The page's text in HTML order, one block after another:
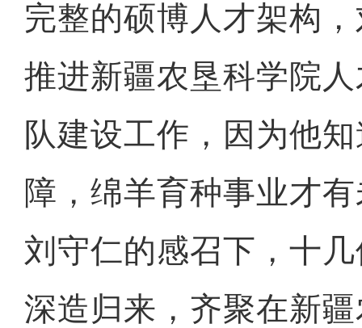
完整的硕博人才架构
推进新疆农垦科学院
队建设工作，因为他
障，绵羊育种事业才
刘守仁的感召下，十
深造归来，齐聚在新
兵团榜样丨金茂芳：新中国